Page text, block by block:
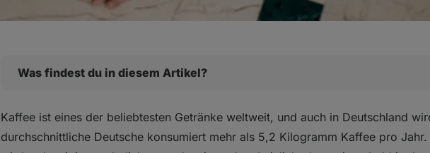
Was findest du in diesem Artikel?
Woher kommen die Getränke und wie werden sie hergestellt?
Kaffee ist eines der beliebtesten Getränke weltweit, und auch in Deutschland
durchschnittliche Deutsche konsumiert mehr als 5,2 Kilogramm Kaffee pro Jahr.